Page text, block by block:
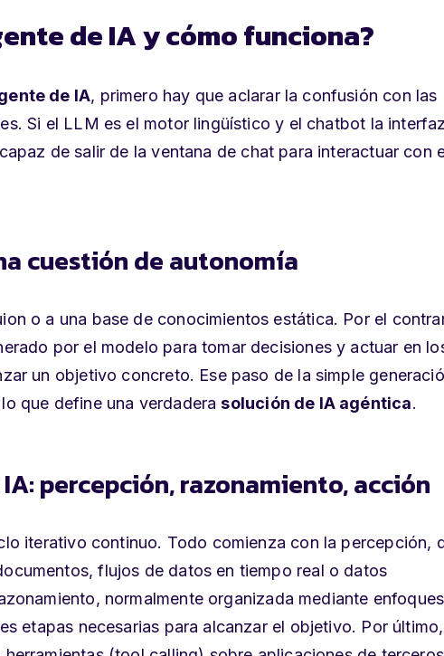
de IA y cómo funciona?
de IA, primero hay que aclarar la confusión con las
Si el LLM es el motor lingüístico y el chatbot la
desalir de la ventana de chat para interactuar con
cuestión de autonomía
o a una base de conocimientos estática. Por el
por el modelo para tomar decisiones y actuar en
un objetivo concreto. Ese paso de la simple
que define una verdaderasolución de IA agéntica.
percepción, razonamiento, acción
iterativo continuo. Todo comienza con la percepción,
flujos de datos en tiempo real o datos
, normalmente organizada mediante
etapas necesarias para alcanzar el objetivo. Por último,